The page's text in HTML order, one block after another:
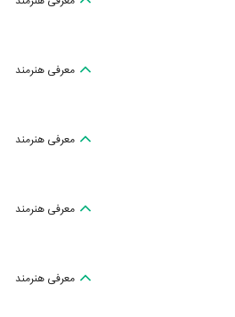
معرفی هنرمند
معرفی هنرمند
معرفی هنرمند
معرفی هنرمند